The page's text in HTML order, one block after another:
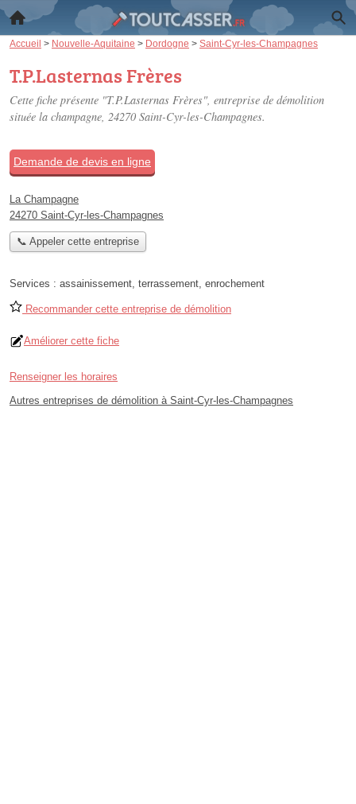
Accueil > Nouvelle-Aquitaine > Dordogne > Saint-Cyr-les-Champagnes
T.P.Lasternas Frères
Cette fiche présente "T.P.Lasternas Frères", entreprise de démolition
située la champagne, 24270 Saint-Cyr-les-Champagnes.
Demande de devis en ligne
La Champagne
24270 Saint-Cyr-les-Champagnes
📞 Appeler cette entreprise
Services : assainissement, terrassement, enrochement
Recommander cette entreprise de démolition
Améliorer cette fiche
Renseigner les horaires
Autres entreprises de démolition à Saint-Cyr-les-Champagnes